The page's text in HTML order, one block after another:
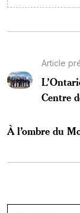
Article
Centre
À l’ombre du